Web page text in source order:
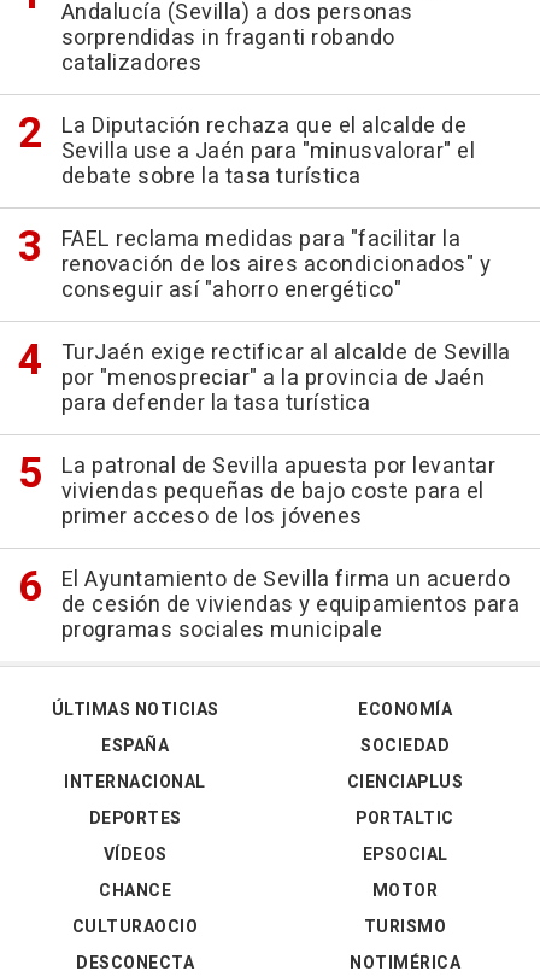
Andalucía (Sevilla) a dos personas
sorprendidas in fraganti robando
catalizadores
La Diputación rechaza que el alcalde de
Sevilla use a Jaén para "minusvalorar" el
debate sobre la tasa turística
FAEL reclama medidas para "facilitar la
renovación de los aires acondicionados" y
conseguir así "ahorro energético"
TurJaén exige rectificar al alcalde de Sevilla
por "menospreciar" a la provincia de Jaén
para defender la tasa turística
La patronal de Sevilla apuesta por levantar
viviendas pequeñas de bajo coste para el
primer acceso de los jóvenes
El Ayuntamiento de Sevilla firma un acuerdo
de cesión de viviendas y equipamientos para
programas sociales municipale
ÚLTIMAS NOTICIAS
ESPAÑA
INTERNACIONAL
DEPORTES
VÍDEOS
ECONOMÍA
SOCIEDAD
CIENCIAPLUS
PORTALTIC
EPSOCIAL
CHANCE
CULTURAOCIO
DESCONECTA
MOTOR
TURISMO
NOTIMÉRICA